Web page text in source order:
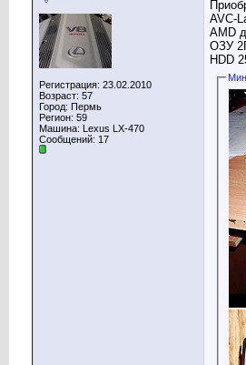
Регистрация: 23.02.2010
Возраст: 57
Город: Пермь
Регион: 59
Машина: Lexus LX-470
Сообщений: 17
AVC-
AMD
ОЗУ
HDD